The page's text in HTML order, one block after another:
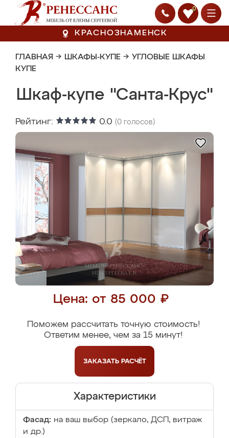
0
КРАСНОЗНАМЕНСК
ГЛАВНАЯ → ШКАФЫ-КУПЕ → УГЛОВЫЕ ШКАФЫ
КУПЕ
Шкаф-купе "Санта-Крус"
Рейтинг: 0.0 (0 голосов)
Цена: от 85 000 ₽
Поможем рассчитать точную стоимость!
Ответим менее, чем за 15 минут!
ЗАКАЗАТЬ РАСЧЁТ
Характеристики
Фасад: на ваш выбор (зеркало, ДСП, витраж
и др.)